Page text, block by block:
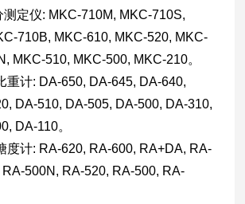
测定仪: MKC-710M, MKC-710S,
710B, MKC-610, MKC-520, MKC-
MKC-510, MKC-500, MKC-210。
重计: DA-650, DA-645, DA-640,
DA-510, DA-505, DA-500, DA-310,
DA-110。
度计: RA-620, RA-600, RA+DA, RA-
500N, RA-520, RA-500, RA-